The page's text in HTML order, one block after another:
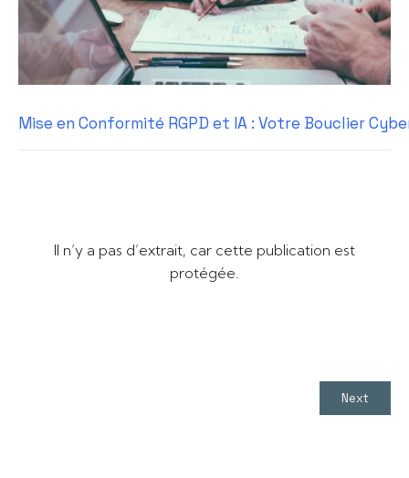
Mise en Conformité RGPD et IA : Votre Bouclier
Il n’y a pas d’extrait, car cette publication est
protégée.
Next